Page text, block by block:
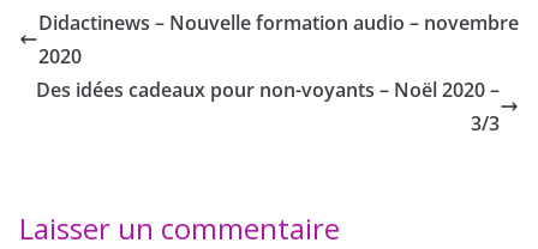
Didactinews – Nouvelle formation audio – novembre
2020
Des idées cadeaux pour non-voyants – Noël 2020 –
3/3
Laisser un commentaire